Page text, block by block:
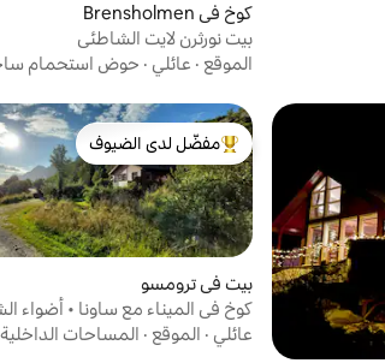
كوخ في Brensholmen
بيت نورثرن لايت الشاطئي
الموقع · عائلي · حوض استحمام
من أبرز البيوت المفضّلة لدى الضيوف
مفضّل لدى الضيوف
بيت في ترومسو
كوخ في الميناء مع ساونا • أضواء
• 20 دقيقة من ترومسو
عائلي · الموقع · المساحات الداخلية